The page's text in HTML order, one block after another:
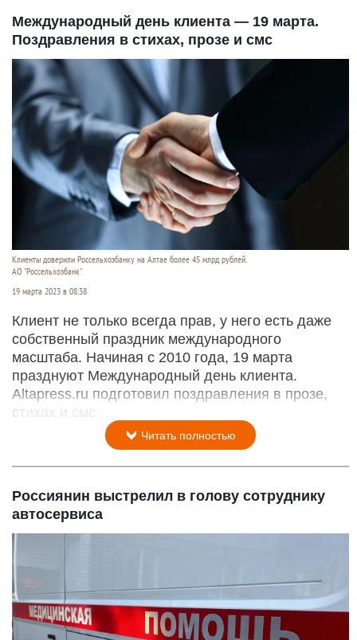
Международный день клиента — 19 марта.
Поздравления в стихах, прозе и смс
Клиенты доверили Россельхозбанку на Алтае более 45 млрд рублей.
АО "Россельхозбанк"
19 марта 2023 в 08:38
Клиент не только всегда прав, у него есть даже
собственный праздник международного
масштаба. Начиная с 2010 года, 19 марта
празднуют Международный день клиента.
Altapress.ru подготовил поздравления в прозе,
стихах и смс.
Читать полностью
Россиянин выстрелил в голову сотруднику
автосервиса